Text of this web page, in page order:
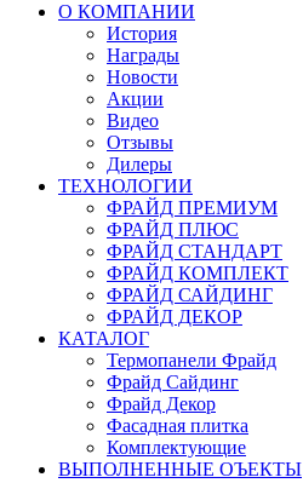
О КОМПАНИИ
История
Награды
Новости
Акции
Видео
Отзывы
Дилеры
ТЕХНОЛОГИИ
ФРАЙД ПРЕМИУМ
ФРАЙД ПЛЮС
ФРАЙД СТАНДАРТ
ФРАЙД КОМПЛЕКТ
ФРАЙД САЙДИНГ
ФРАЙД ДЕКОР
КАТАЛОГ
Термопанели Фрайд
Фрайд Сайдинг
Фрайд Декор
Фасадная плитка
Комплектующие
ВЫПОЛНЕННЫЕ ОЪЕКТЫ